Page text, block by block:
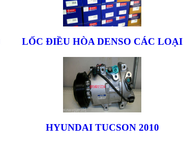
LỐC ĐIỀU HÒA DENSO CÁC LOẠI
HYUNDAI TUCSON 2010